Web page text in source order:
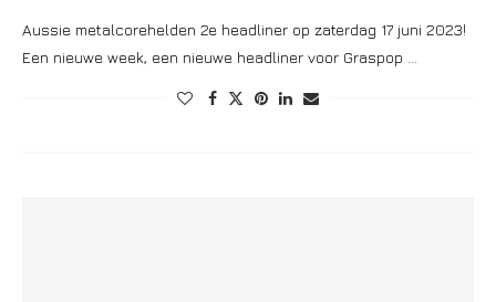
Aussie metalcorehelden 2e headliner op zaterdag 17 juni 2023!
Een nieuwe week, een nieuwe headliner voor Graspop …